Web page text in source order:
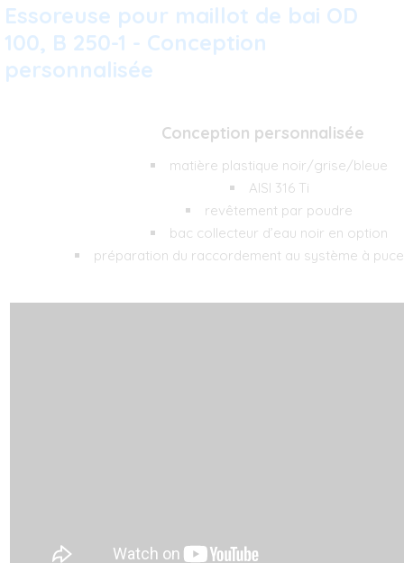
Essoreuse pour maillot de bai OD
100, B 250-1 - Conception
personnalisée
Conception personnalisée
matière plastique noir/grise/bleue
AISI 316 Ti
revêtement par poudre
bac collecteur d’eau noir en option
préparation du raccordement au système à